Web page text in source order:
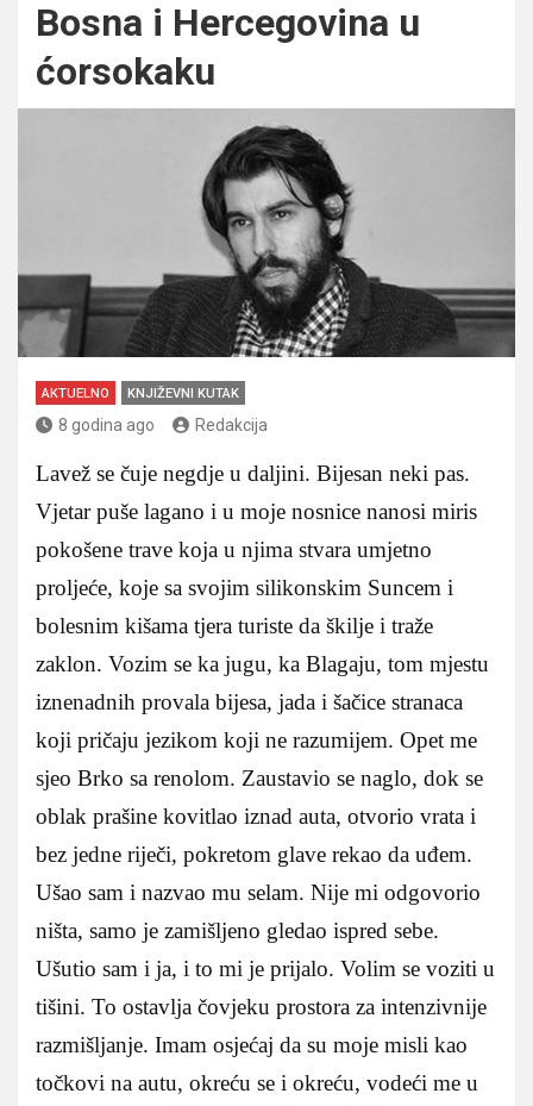
Bosna i Hercegovina u
ćorsokaku
AKTUELNO KNJIŽEVNI KUTAK
8 godina ago Redakcija
Lavež se čuje negdje u daljini. Bijesan neki pas.
Vjetar puše lagano i u moje nosnice nanosi miris
pokošene trave koja u njima stvara umjetno
proljeće, koje sa svojim silikonskim Suncem i
bolesnim kišama tjera turiste da škilje i traže
zaklon. Vozim se ka jugu, ka Blagaju, tom mjestu
iznenadnih provala bijesa, jada i šačice stranaca
koji pričaju jezikom koji ne razumijem. Opet me
sjeo Brko sa renolom. Zaustavio se naglo, dok se
oblak prašine kovitlao iznad auta, otvorio vrata i
bez jedne riječi, pokretom glave rekao da uđem.
Ušao sam i nazvao mu selam. Nije mi odgovorio
ništa, samo je zamišljeno gledao ispred sebe.
Ušutio sam i ja, i to mi je prijalo. Volim se voziti u
tišini. To ostavlja čovjeku prostora za intenzivnije
razmišljanje. Imam osjećaj da su moje misli kao
točkovi na autu, okreću se i okreću, vodeći me u